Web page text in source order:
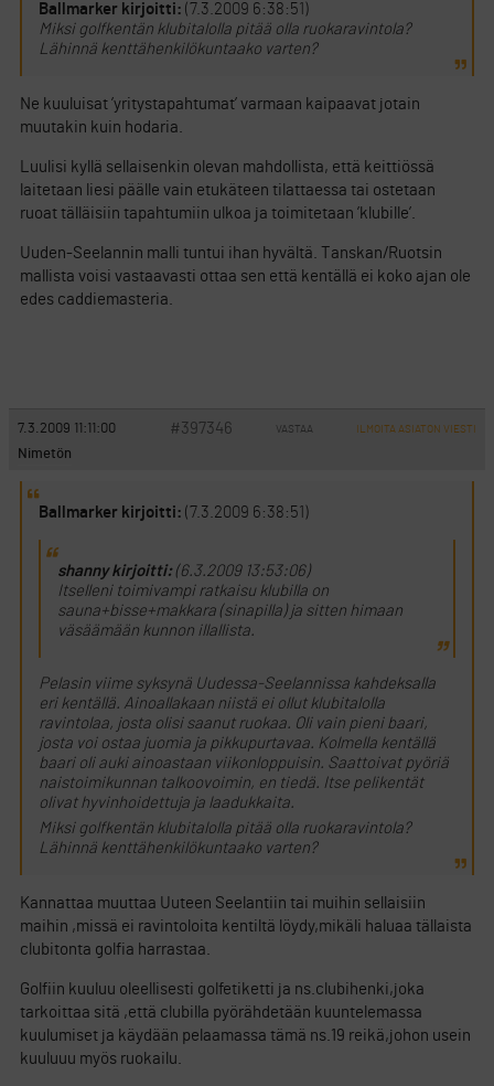
Ballmarker kirjoitti: (7.3.2009 6:38:51)
Miksi golfkentän klubitalolla pitää olla ruokaravintola?
Lähinnä kenttähenkilökuntaako varten?
Ne kuuluisat ’yritystapahtumat’ varmaan kaipaavat jotain
muutakin kuin hodaria.
Luulisi kyllä sellaisenkin olevan mahdollista, että keittiössä
laitetaan liesi päälle vain etukäteen tilattaessa tai ostetaan
ruoat tälläisiin tapahtumiin ulkoa ja toimitetaan ’klubille’.
Uuden-Seelannin malli tuntui ihan hyvältä. Tanskan/Ruotsin
mallista voisi vastaavasti ottaa sen että kentällä ei koko ajan ole
edes caddiemasteria.
7.3.2009 11:11:00 #397346 VASTAA ILMOITA ASIATON VIESTI
Nimetön
Ballmarker kirjoitti: (7.3.2009 6:38:51)
shanny kirjoitti:(6.3.2009 13:53:06)
Itselleni toimivampi ratkaisu klubilla on
sauna+bisse+makkara (sinapilla) ja sitten himaan
väsäämään kunnon illallista.
Pelasin viime syksynä Uudessa-Seelannissa kahdeksalla
eri kentällä. Ainoallakaan niistä ei ollut klubitalolla
ravintolaa, josta olisi saanut ruokaa. Oli vain pieni baari,
josta voi ostaa juomia ja pikkupurtavaa. Kolmella kentällä
baari oli auki ainoastaan viikonloppuisin. Saattoivat pyöriä
naistoimikunnan talkoovoimin, en tiedä. Itse pelikentät
olivat hyvinhoidettuja ja laadukkaita.
Miksi golfkentän klubitalolla pitää olla ruokaravintola?
Lähinnä kenttähenkilökuntaako varten?
Kannattaa muuttaa Uuteen Seelantiin tai muihin sellaisiin
maihin ,missä ei ravintoloita kentiltä löydy,mikäli haluaa tällaista
clubitonta golfia harrastaa.
Golfiin kuuluu oleellisesti golfetiketti ja ns.clubihenki,joka
tarkoittaa sitä ,että clubilla pyörähdetään kuuntelemassa
kuulumiset ja käydään pelaamassa tämä ns.19 reikä,johon usein
kuuluuu myös ruokailu.